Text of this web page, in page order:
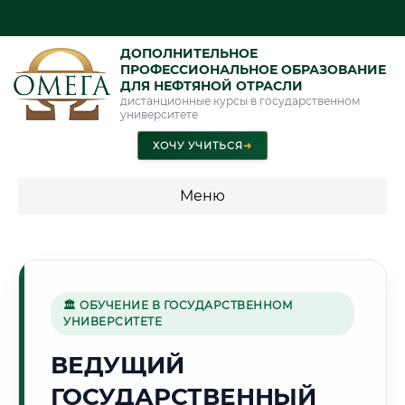
ДОПОЛНИТЕЛЬНОЕ
ПРОФЕССИОНАЛЬНОЕ ОБРАЗОВАНИЕ
ДЛЯ НЕФТЯНОЙ ОТРАСЛИ
дистанционные курсы в государственном
университете
ХОЧУ УЧИТЬСЯ➜
Меню
Г. НОВОСИБИРСК
🏛 ОБУЧЕНИЕ В ГОСУДАРСТВЕННОМ
УНИВЕРСИТЕТЕ
ВЕДУЩИЙ
ГОСУДАРСТВЕННЫЙ